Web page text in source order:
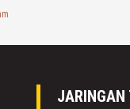
JARINGAN